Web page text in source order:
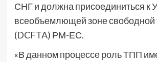
СНГ и должна присоединиться к
всеобъемлющей зоне свободной
(DCFTA) РМ-ЕС.
«В данном процессе роль ТПП